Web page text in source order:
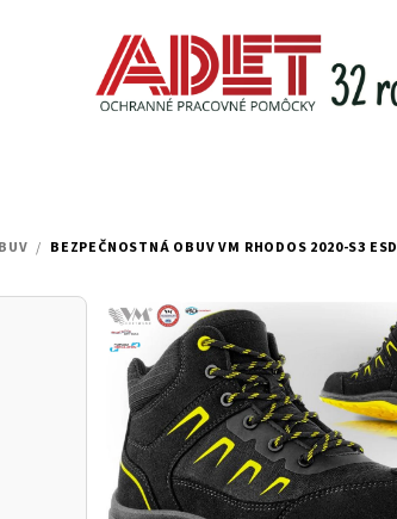
/ BEZPEČNOSTNÁ OBUV VM RHODOS 2020-S3 ESD